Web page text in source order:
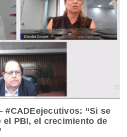
#CADEejecutivos: “Si se
el PBI, el crecimiento de